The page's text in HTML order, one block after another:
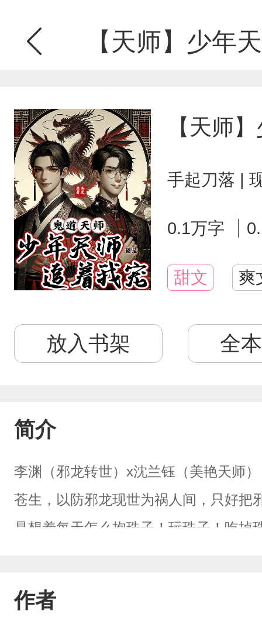
【天师】少年
【天师
手起刀落 |
0.1万字
甜文 爽
放入书架 全
简介
李渊（邪龙转世）x沈兰钰（美艳天师
苍生，以防邪龙现世为祸人间，只好把
是想着每天怎么抱珠子！玩珠子！吃
人说他这龙又吓人又恐怖，小天师更加
作者